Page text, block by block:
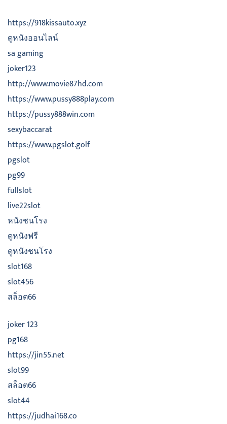
https://918kissauto.xyz
ดูหนังออนไลน์
sa gaming
joker123
http://www.movie87hd.com
https://www.pussy888play.com
https://pussy888win.com
sexybaccarat
https://www.pgslot.golf
pgslot
pg99
fullslot
live22slot
หนังชนโรง
ดูหนังฟรี
ดูหนังชนโรง
slot168
slot456
สล็อต66
joker 123
pg168
https://jin55.net
slot99
สล็อต66
slot44
https://judhai168.co